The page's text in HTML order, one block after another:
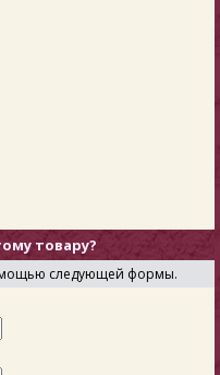
товару?
следующей формы.